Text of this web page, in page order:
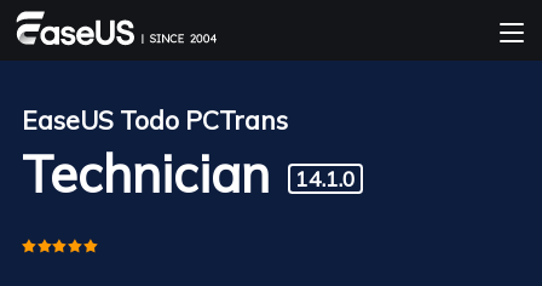
EaseUS Todo PCTrans
Technician 14.1.0